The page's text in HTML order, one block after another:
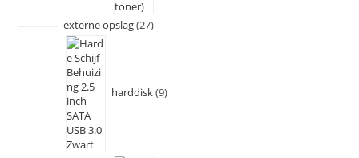
externe opslag 27
harddisk 9